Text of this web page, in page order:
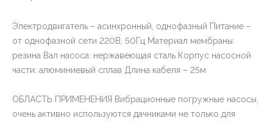
Электродвигатель – асинхронный, однофазный Питание –
от однофазной сети 220В, 50Гц Материал мембраны:
резина Вал насоса: нержавеющая сталь Корпус насосной
части: алюминиевый сплав Длина кабеля – 25м
ОБЛАСТЬ ПРИМЕНЕНИЯ Вибрационные погружные насосы,
очень активно используются дачниками не только для